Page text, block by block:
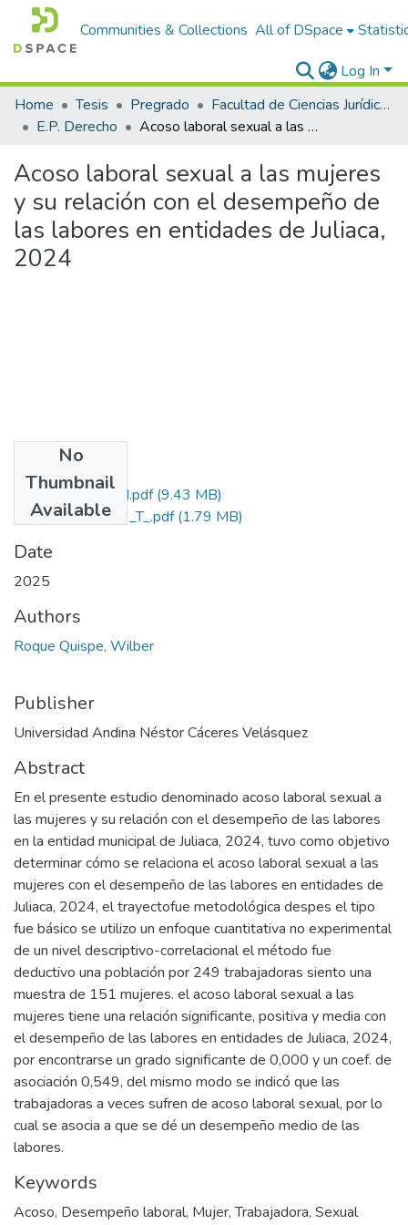
Communities & Collections All of DSpace
Log In
Home
Tesis Pregrado
Facultad de Ciencias Jurídicas y Políticas
E.P. Derecho
Acoso laboral sexual a las mujeres y su relación con el desempeño de las labores en entidades de Juliaca, 2024
Acoso laboral sexual a las mujeres
y su relación con el desempeño de
las labores en entidades de Juliaca,
2024
No
Thumbnail
Available
Grado de Similitud.pdf(9.43 MB)
T036_80053596_T_.pdf(1.79 MB)
Date
2025
Authors
Roque Quispe, Wilber
Publisher
Universidad Andina Néstor Cáceres Velásquez
Abstract
En el presente estudio denominado acoso laboral sexual a
las mujeres y su relación con el desempeño de las labores
en la entidad municipal de Juliaca, 2024, tuvo como objetivo
determinar cómo se relaciona el acoso laboral sexual a las
mujeres con el desempeño de las labores en entidades de
Juliaca, 2024, el trayectofue metodológica despes el tipo
fue básico se utilizo un enfoque cuantitativa no experimental
de un nivel descriptivo-correlacional el método fue
deductivo una población por 249 trabajadoras siento una
muestra de 151 mujeres. el acoso laboral sexual a las
mujeres tiene una relación significante, positiva y media con
el desempeño de las labores en entidades de Juliaca, 2024,
por encontrarse un grado significante de 0,000 y un coef. de
asociación 0,549, del mismo modo se indicó que las
trabajadoras a veces sufren de acoso laboral sexual, por lo
cual se asocia a que se dé un desempeño medio de las
labores.
Keywords
Acoso, Desempeño laboral, Mujer,Trabajadora, Sexual